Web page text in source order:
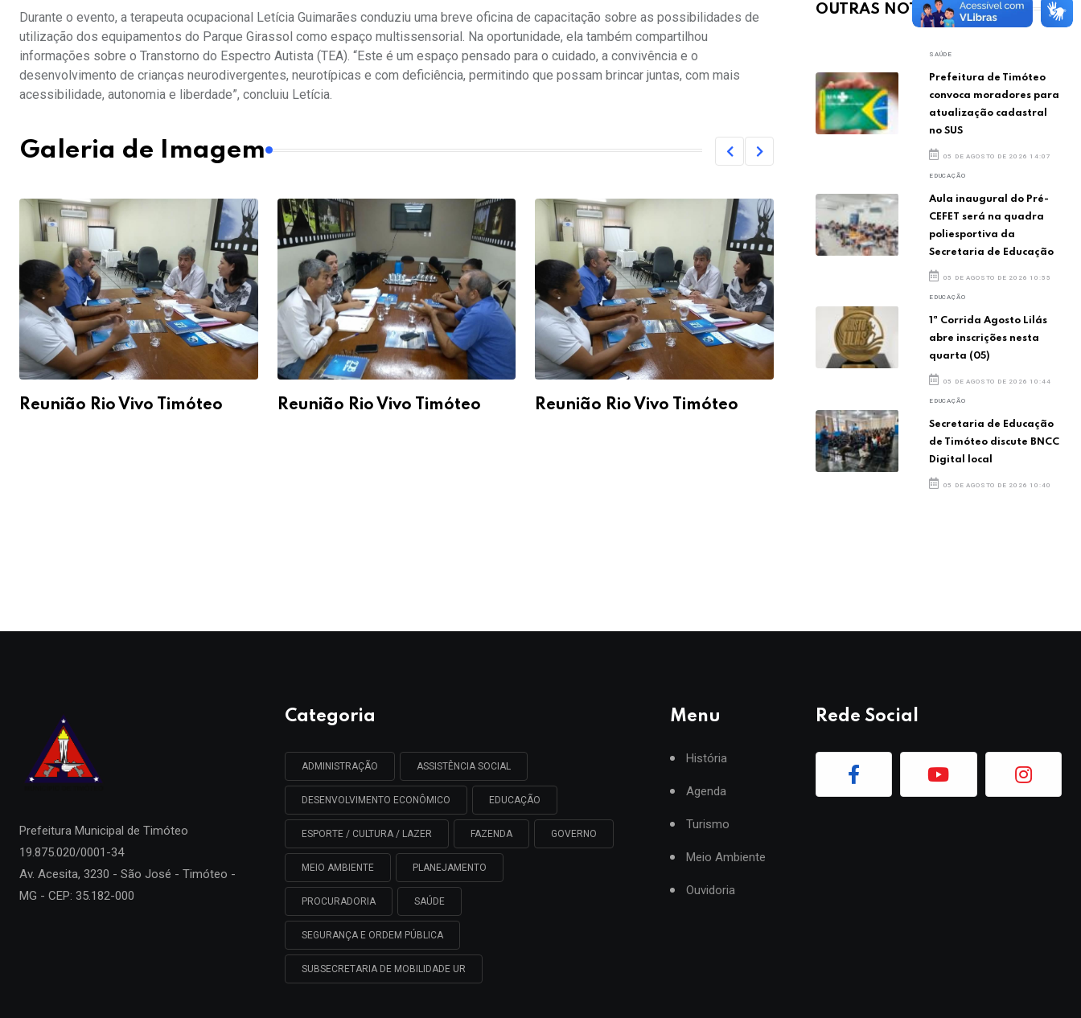
Durante o evento, a terapeuta ocupacional Letícia Guimarães conduziu uma breve oficina de capacitação sobre as possibilidades de
utilização dos equipamentos do Parque Girassol como espaço multissensorial. Na oportunidade, ela também compartilhou
informações sobre o Transtorno do Espectro Autista (TEA). “Este é um espaço pensado para o cuidado, a convivência e o
desenvolvimento de crianças neurodivergentes, neurotípicas e com deficiência, permitindo que possam brincar juntas, com mais
acessibilidade, autonomia e liberdade”, concluiu Letícia.
Galeria de Imagem
Reunião Rio Vivo Timóteo Reunião Rio Vivo Timóteo Reunião Rio Vivo Timóteo
OUTRAS NOTÍCIAS
SAÚDE
Prefeitura de Timóteo
convoca moradores para
atualização cadastral
no SUS
05 DE AGOSTO DE 2026 14:07
EDUCAÇÃO
Aula inaugural do Pré-
CEFET será na quadra
poliesportiva da
Secretaria de Educação
05 DE AGOSTO DE 2026 10:55
EDUCAÇÃO
1ª Corrida Agosto Lilás
abre inscrições nesta
quarta (05)
05 DE AGOSTO DE 2026 10:44
EDUCAÇÃO
Secretaria de Educação
de Timóteo discute BNCC
Digital local
05 DE AGOSTO DE 2026 10:40
Prefeitura Municipal de Timóteo
19.875.020/0001-34
Av. Acesita, 3230 - São José - Timóteo -
MG - CEP: 35.182-000
Categoria
ADMINISTRAÇÃO ASSISTÊNCIA SOCIAL
DESENVOLVIMENTO ECONÔMICO EDUCAÇÃO
ESPORTE / CULTURA / LAZER FAZENDA GOVERNO
MEIO AMBIENTE PLANEJAMENTO
PROCURADORIA SAÚDE
SEGURANÇA E ORDEM PÚBLICA
SUBSECRETARIA DE MOBILIDADE UR
Menu
História
Agenda
Turismo
Meio Ambiente
Ouvidoria
Rede Social